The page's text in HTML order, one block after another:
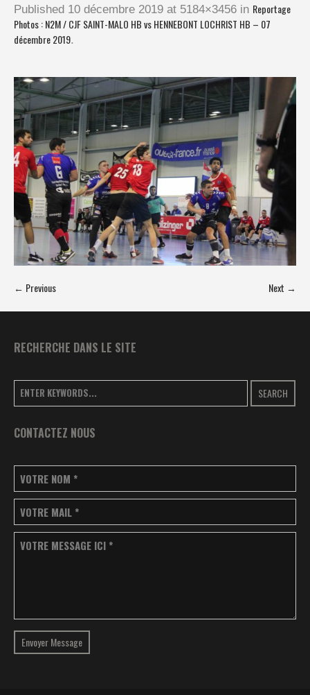
Published 10 décembre 2019 at 5184×3456 in Reportage
Photos : N2M / CJF SAINT-MALO HB vs HENNEBONT LOCHRIST HB – 07
décembre 2019.
← Previous Next →
RECHERCHE DANS LE SITE
SEARCH
CONTACTEZ NOUS
VOTRE NOM *
VOTRE MAIL *
VOTRE MESSAGE ICI *
Envoyer Message